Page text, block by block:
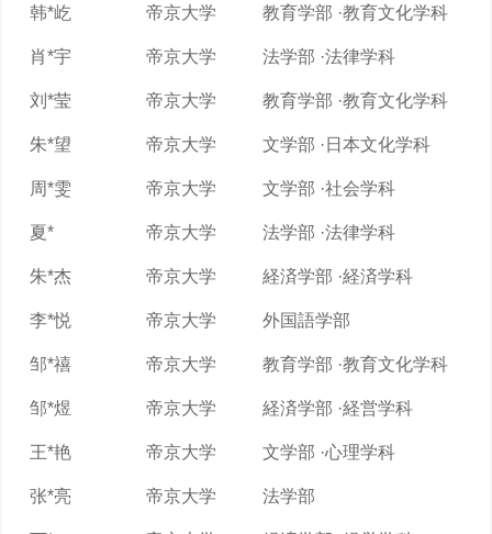
韩*屹 帝京大学 教育学部 ·教育文化学科
肖*宇 帝京大学 法学部 ·法律学科
刘*莹 帝京大学 教育学部 ·教育文化学科
朱*望 帝京大学 文学部 ·日本文化学科
周*雯 帝京大学 文学部 ·社会学科
夏* 帝京大学 法学部 ·法律学科
朱*杰 帝京大学 経済学部 ·経済学科
李*悦 帝京大学 外国語学部
邹*禧 帝京大学 教育学部 ·教育文化学科
邹*煜 帝京大学 経済学部 ·経営学科
王*艳 帝京大学 文学部 ·心理学科
张*亮 帝京大学 法学部